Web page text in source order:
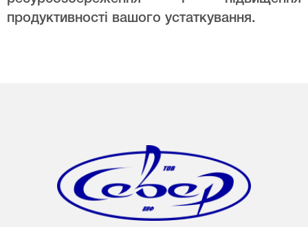
продуктивності вашого устаткування.